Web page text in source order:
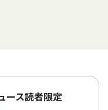
ース読者限定